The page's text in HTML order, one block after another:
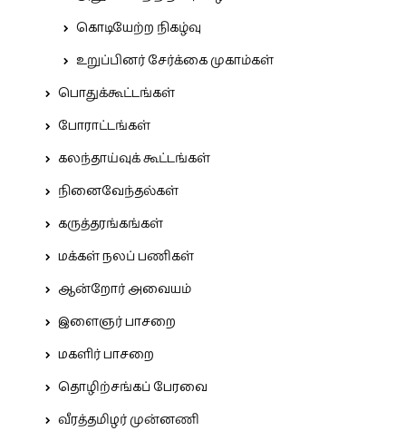
கொடியேற்ற நிகழ்வு
உறுப்பினர் சேர்க்கை முகாம்கள்
பொதுக்கூட்டங்கள்
போராட்டங்கள்
கலந்தாய்வுக் கூட்டங்கள்
நினைவேந்தல்கள்
கருத்தரங்கங்கள்
மக்கள் நலப் பணிகள்
ஆன்றோர் அவையம்
இளைஞர் பாசறை
மகளிர் பாசறை
தொழிற்சங்கப் பேரவை
வீரத்தமிழர் முன்னணி